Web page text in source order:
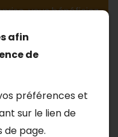
vous bénéficiez
utilisons des
pour assurer une
de sol.
à votre disposition
et vous
afin
de
préférences et
sur le lien de
de page.